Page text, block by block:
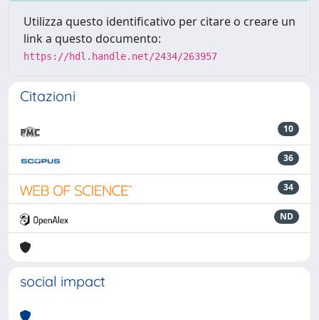
Utilizza questo identificativo per citare o creare un
link a questo documento:
https://hdl.handle.net/2434/263957
Citazioni
10
36
34
ND
social impact